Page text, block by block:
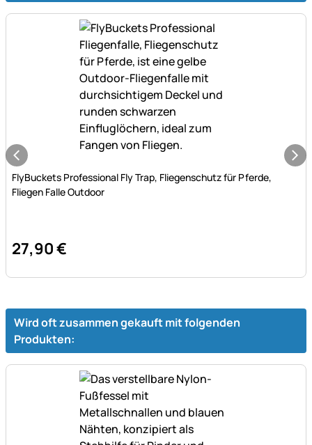
Noch keine Bewertungen abgegeben
FlyBuckets Professional Fly Trap, Fliegenschutz für Pferde,
Fliegen Falle Outdoor
27,90€
Wird oft zusammen gekauft mit folgenden
Produkten: